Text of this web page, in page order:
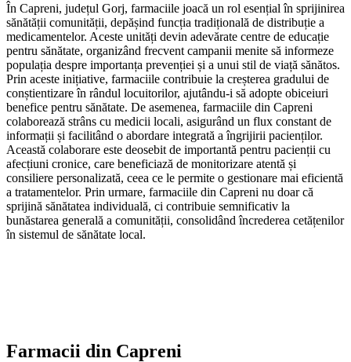
În Capreni, județul Gorj, farmaciile joacă un rol esențial în sprijinirea
sănătății comunității, depășind funcția tradițională de distribuție a
medicamentelor. Aceste unități devin adevărate centre de educație
pentru sănătate, organizând frecvent campanii menite să informeze
populația despre importanța prevenției și a unui stil de viață sănătos.
Prin aceste inițiative, farmaciile contribuie la creșterea gradului de
conștientizare în rândul locuitorilor, ajutându-i să adopte obiceiuri
benefice pentru sănătate. De asemenea, farmaciile din Capreni
colaborează strâns cu medicii locali, asigurând un flux constant de
informații și facilitând o abordare integrată a îngrijirii pacienților.
Această colaborare este deosebit de importantă pentru pacienții cu
afecțiuni cronice, care beneficiază de monitorizare atentă și
consiliere personalizată, ceea ce le permite o gestionare mai eficientă
a tratamentelor. Prin urmare, farmaciile din Capreni nu doar că
sprijină sănătatea individuală, ci contribuie semnificativ la
bunăstarea generală a comunității, consolidând încrederea cetățenilor
în sistemul de sănătate local.
Farmacii din Capreni